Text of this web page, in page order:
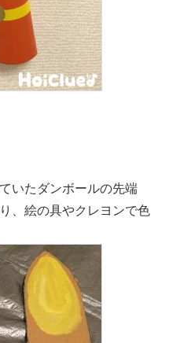
いたダンボールの先端
、絵の具やクレヨンで色